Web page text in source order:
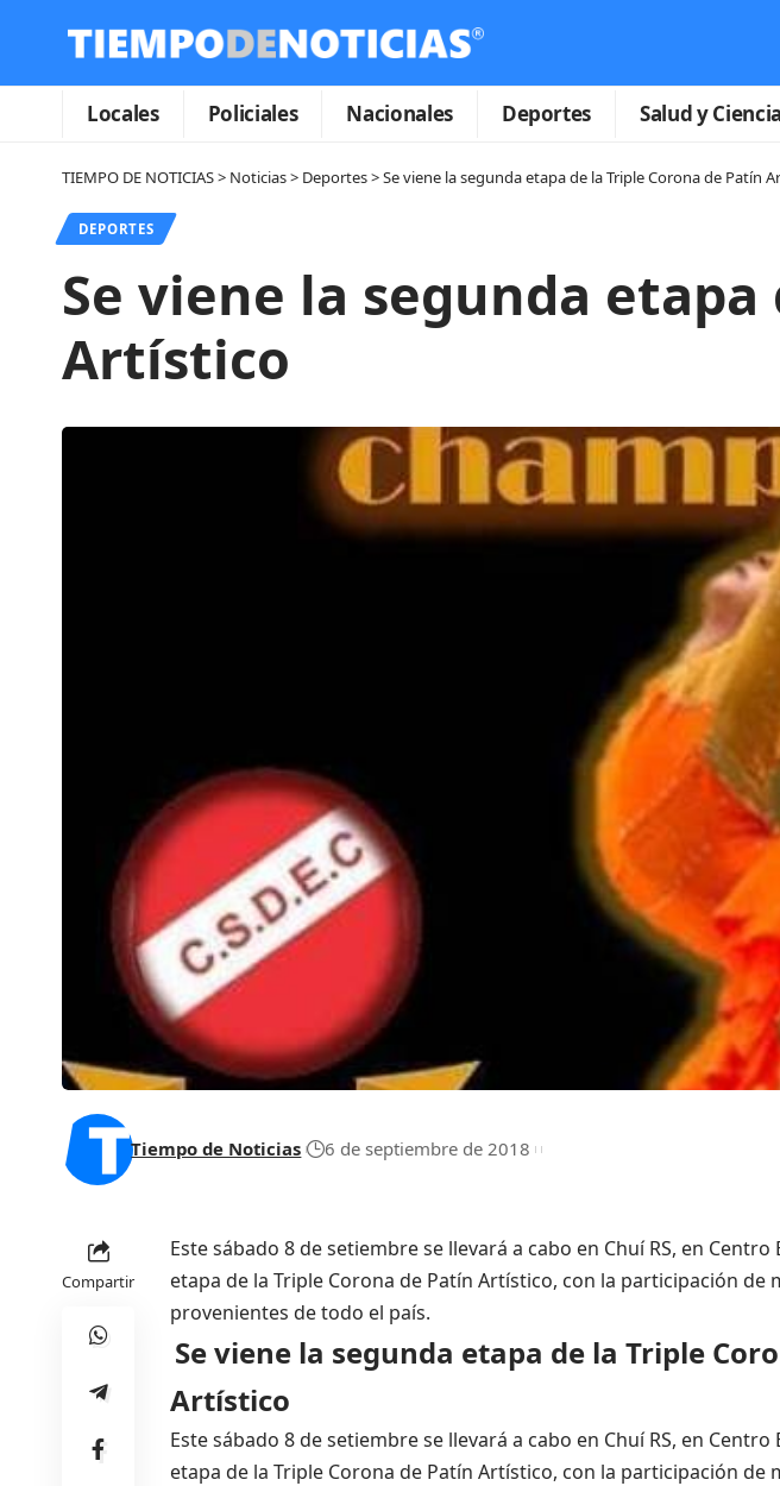
Locales Policiales Nacionales Deportes Salud y Ciencia
TIEMPO DE NOTICIAS> Noticias> Deportes>Se viene la segunda etapa de la Triple Corona de Patín
DEPORTES
Se viene la segunda
Artístico
Tiempo de Noticias 6 de septiembre de 2018
Compartir
Este sábado 8 de setiembre se llevará a cabo en Chuí RS, en Centro
etapa de la Triple Corona de Patín Artístico, con la participación de
provenientes de todo el país.
Se viene la segunda etapa de la Triple
Artístico
Este sábado 8 de setiembre se llevará a cabo en Chuí RS, en Centro
etapa de la Triple Corona de Patín Artístico, con la participación de